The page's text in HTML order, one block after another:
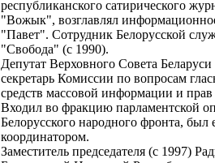
республиканского сатирического
"Вожык", возглавлял
"Павет". Сотрудник Белорусской
"Свобода" (с 1990).
Депутат Верховного Совета
секретарь Комиссии по вопросам
средств массовой информации и прав
Входил во фракцию парламентской
Белорусского народного фронта, был
координатором.
Заместитель председателя (с 1997)